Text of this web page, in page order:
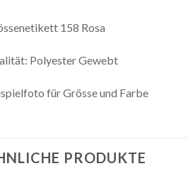
158 Rosa
Polyester Gewebt
für Grösse und Farbe
PRODUKTE